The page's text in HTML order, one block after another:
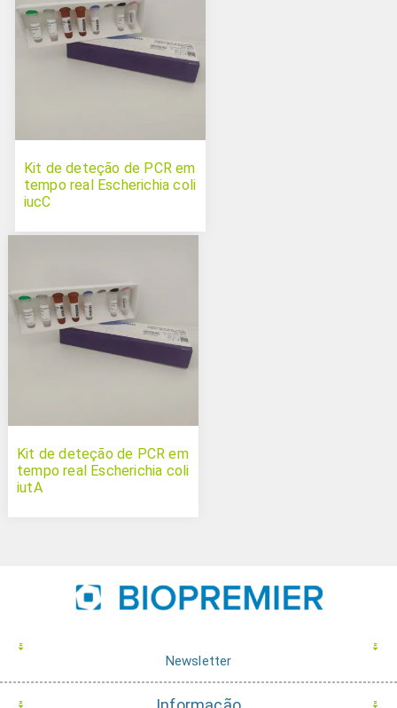
Kit de deteção de PCR em
tempo real Escherichia coli
iucC
Kit de deteção de PCR em
tempo real Escherichia coli
iutA
Newsletter